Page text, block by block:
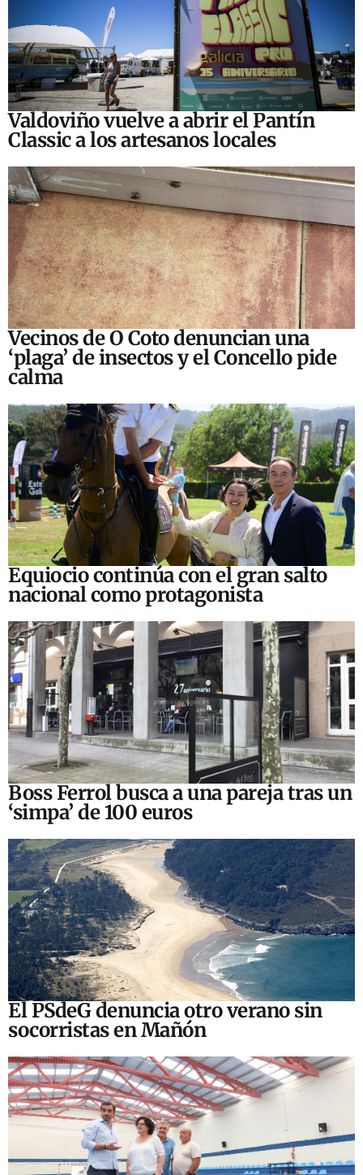
Valdoviño vuelve a abrir el Pantín
Classic a los artesanos locales
Vecinos de O Coto denuncian una
‘plaga’ de insectos y el Concello pide
calma
Equiocio continúa con el gran salto
nacional como protagonista
Boss Ferrol busca a una pareja tras un
‘simpa’ de 100 euros
El PSdeG denuncia otro verano sin
socorristas en Mañón